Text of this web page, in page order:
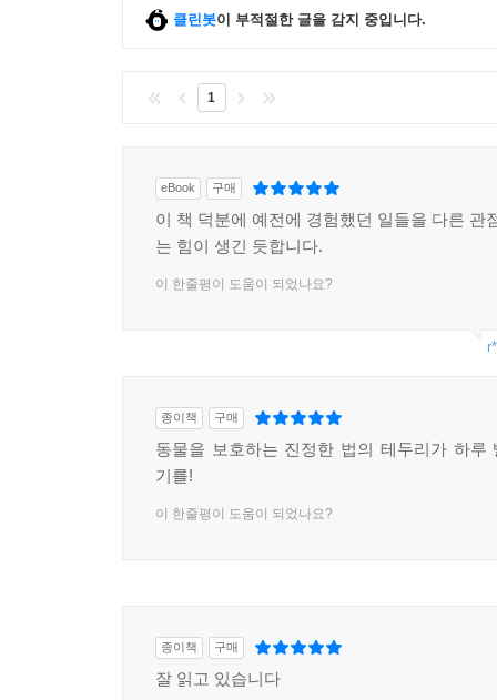
클린봇이 부적절한 글을 감지 중입니다.
1
eBook 구매
이 책 덕분에 예전에 경험했던 일들을 다른 관
는 힘이 생긴 듯합니다.
이 한줄평이 도움이 되었나요?
종이책 구매
동물을 보호하는 진정한 법의 테두리가 하루
기를!
이 한줄평이 도움이 되었나요?
종이책 구매
잘 읽고 있습니다